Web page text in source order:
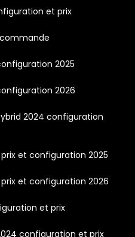
et prix
2025
2026
2024 configuration
et configuration 2025
et configuration 2026
et prix
configuration et prix